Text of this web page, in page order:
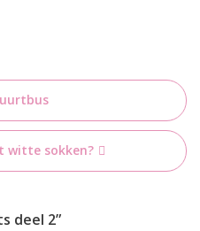
witte sokken?
deel 2”